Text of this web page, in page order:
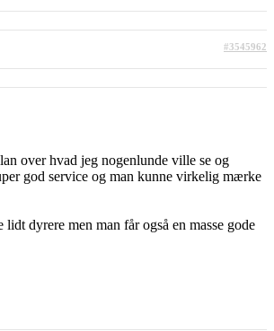
#3545962
over hvad jeg nogenlunde ville se og
god service og man kunne virkelig mærke
dyrere men man får også en masse gode